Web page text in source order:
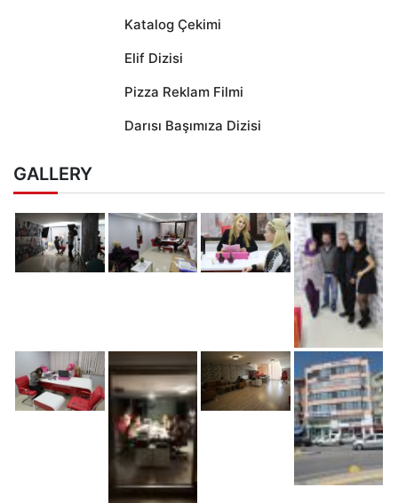
Katalog Çekimi
Elif Dizisi
Pizza Reklam Filmi
Darısı Başımıza Dizisi
GALLERY